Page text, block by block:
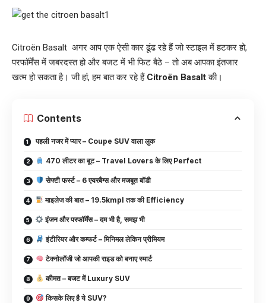
Citroën Basalt अगर आप एक ऐसी कार ढूंढ रहे हैं जो स्टाइल में हटकर हो,
परफॉर्मेंस में जबरदस्त हो और बजट में भी फिट बैठे – तो अब आपका इंतजार
खत्म हो सकता है। जी हां, हम बात कर रहे हैं Citroën Basaltकी।
Contents
पहली नजर में प्यार – Coupe SUV वाला लुक
470 लीटर का बूट – Travel Lovers के लिए Perfect
सेफ्टी फर्स्ट – 6 एयरबैग्स और मजबूत बॉडी
माइलेज की बात – 19.5kmpl तक की Efficiency
इंजन और परफॉर्मेंस – दम भी है, समझ भी
इंटीरियर और कम्फर्ट – मिनिमल लेकिन प्रीमियम
टेक्नोलॉजी जो आपकी राइड को बनाए स्मार्ट
कीमत – बजट में Luxury SUV
किसके लिए है ये SUV?